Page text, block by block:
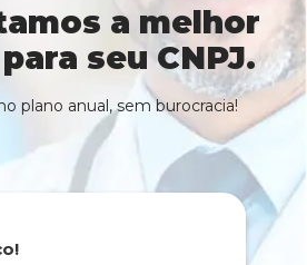
a melhor
seu CNPJ.
plano anual, sem burocracia!